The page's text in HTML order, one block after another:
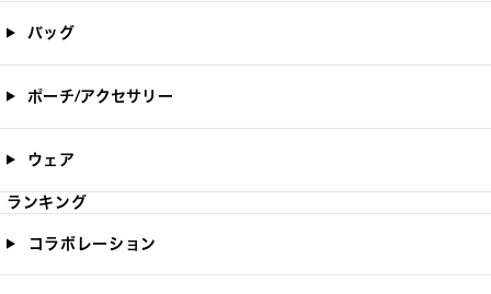
バッグ
ポーチ/アクセサリー
ウェア
ランキング
コラボレーション